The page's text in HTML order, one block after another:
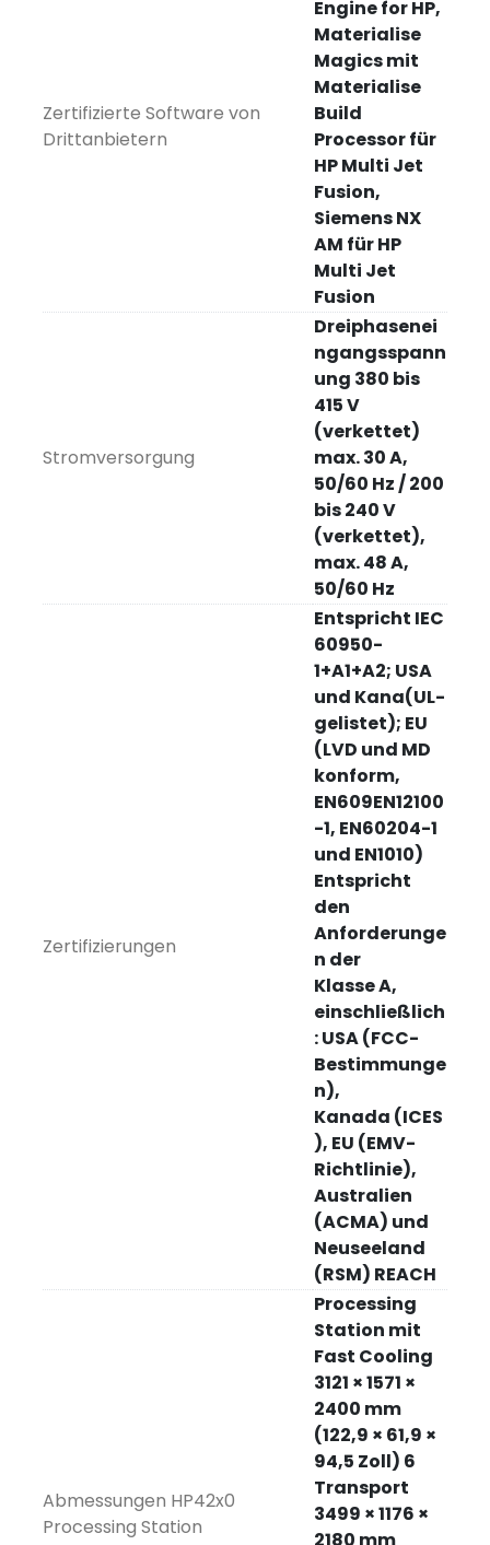
Zertifizierte Software von
Drittanbietern
Engine for HP,
Materialise
Magics mit
Materialise
Build
Processor für
HP Multi Jet
Fusion,
Siemens NX
AM für HP
Multi Jet
Fusion
Stromversorgung
Dreiphasenei
ngangsspann
ung 380 bis
415 V
(verkettet)
max. 30 A,
50/60 Hz / 200
bis 240 V
(verkettet),
max. 48 A,
50/60 Hz
Zertifizierungen
Entspricht IEC
60950-
1+A1+A2; USA
und Kana(UL-
gelistet); EU
(LVD und MD
konform,
EN609EN12100
-1, EN60204-1
und EN1010)
Entspricht
den
Anforderunge
n der
Klasse A,
einschließlich
: USA (FCC-
Bestimmunge
n),
Kanada (ICES
), EU (EMV-
Richtlinie),
Australien
(ACMA) und
Neuseeland
(RSM) REACH
Abmessungen HP42x0
Processing Station
Processing
Station mit
Fast Cooling
3121 × 1571 ×
2400 mm
(122,9 × 61,9 ×
94,5 Zoll) 6
Transport
3499 × 1176 ×